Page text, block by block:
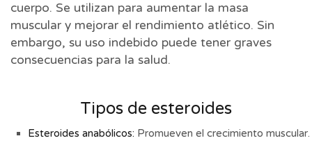
cuerpo. Se utilizan para aumentar la masa
muscular y mejorar el rendimiento atlético. Sin
embargo, su uso indebido puede tener graves
consecuencias para la salud.
Tipos de esteroides
Esteroides anabólicos: Promueven el crecimiento muscular.